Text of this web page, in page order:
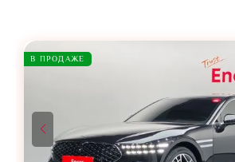
В ПРОДАЖЕ